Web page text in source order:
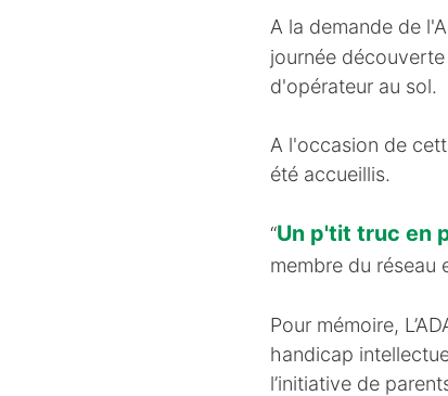
A la demande de
journée
d'opérateur au sol.
A l'occasion de
été accueillis.
“Un p'tit truc en
membre du réseau
Pour mémoire,
handicap
l’initiative de